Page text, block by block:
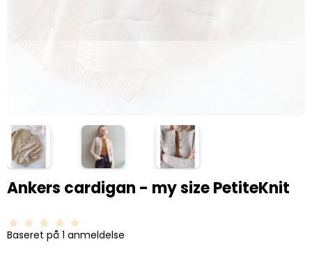
Ankers cardigan - my size PetiteKnit
Baseret på 1 anmeldelse